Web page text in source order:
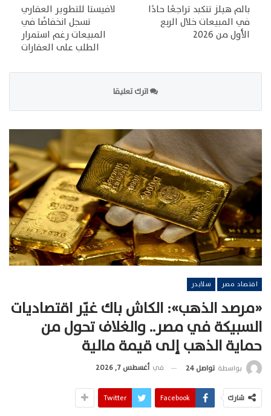
بالم هيلز تتكبد تراجعًا حادًا
في المبيعات خلال الربع
الأول من 2026
لافيستا للتطوير العقاري
تسجل انخفاضًا في
المبيعات رغم استمرار
الطلب على العقارات
اترك تعليقا
اقتصاد مصر سلايدر
«مرصد الذهب»: الكاش باك غيّر اقتصاديات
السبيكة في مصر.. والغلاف تحول من
حماية الذهب إلى قيمة مالية
بواسطة تواصل 24 في أغسطس 7, 2026
شارك Facebook
Twitter